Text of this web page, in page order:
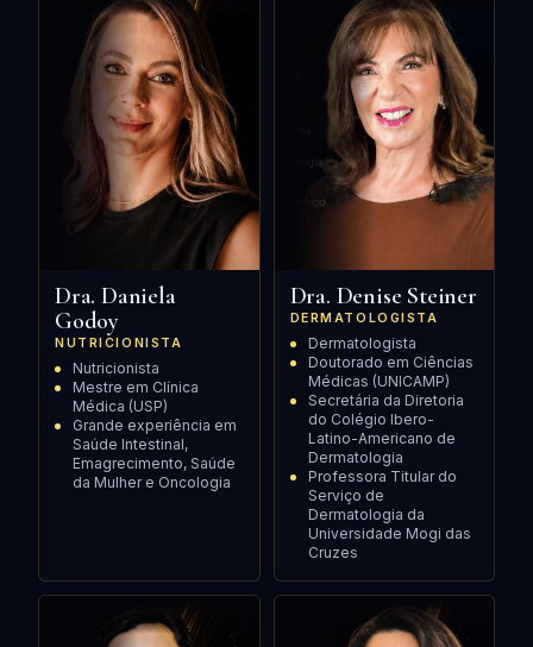
Dra. Daniela
Godoy
NUTRICIONISTA
Nutricionista
Mestre em Clínica
Médica (USP)
Grande experiência em
Saúde Intestinal,
Emagrecimento, Saúde
da Mulher e Oncologia
Dra. Denise Steiner
DERMATOLOGISTA
Dermatologista
Doutorado em Ciências
Médicas (UNICAMP)
Secretária da Diretoria
do Colégio Ibero-
Latino-Americano de
Dermatologia
Professora Titular do
Serviço de
Dermatologia da
Universidade Mogi das
Cruzes